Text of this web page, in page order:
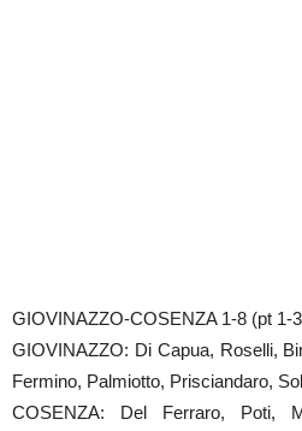
GIOVINAZZO-COSENZA 1-8 (pt 1-
GIOVINAZZO: Di Capua, Roselli,
Fermino, Palmiotto, Prisciandaro,
COSENZA: Del Ferraro, Poti,